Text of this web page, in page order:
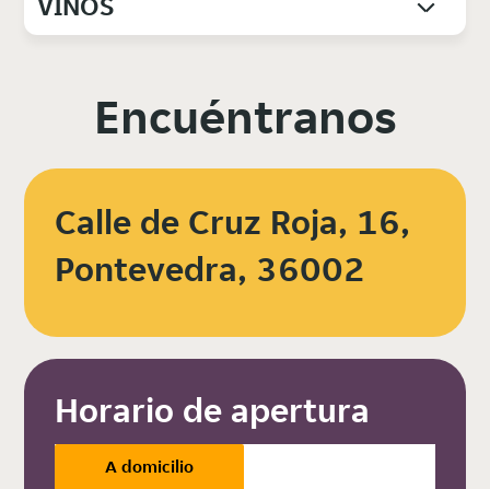
Encuéntranos
Calle de Cruz Roja, 16,
Pontevedra, 36002
Horario de apertura
A domicilio